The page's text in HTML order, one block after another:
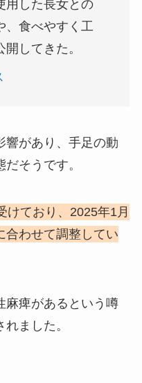
用した長女との
、食べやすく工
してきた。
響があり、手足の動
そうです。
けており、2025年1月
合わせて調整してい
麻痺があるという噂
ました。